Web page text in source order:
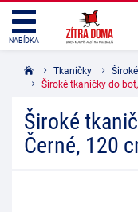
NABÍDKA
Tkaničky
Široké tkaničky do
Široké
Černé, 120